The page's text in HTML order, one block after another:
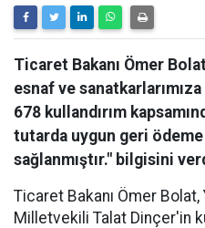
Ticaret Bakanı Ömer
esnaf ve
678 kullandırım
tutarda uygun geri
sağlanmıştır." bilgisini
Ticaret Bakanı Ömer
Milletvekili Talat Dinçer'in